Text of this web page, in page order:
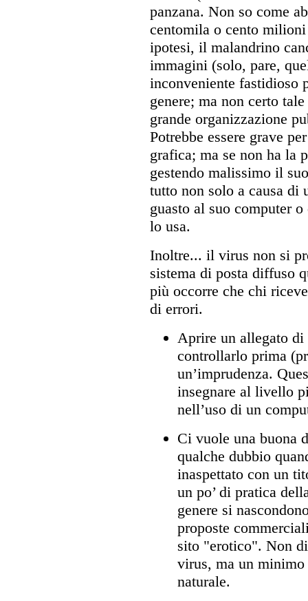
panzana. Non so come
centomila o cento
ipotesi, il malandrino
immagini (solo, pare,
inconveniente fastidioso
genere; ma non certo
grande organizzazione
Potrebbe essere grave
grafica; ma se non ha la
gestendo malissimo il
tutto non solo a causa di
guasto al suo computer
lo usa.
Inoltre... il virus non si
sistema di posta diffuso
più occorre che chi
di errori.
Aprire un allegato di
controllarlo prima
un’imprudenza.
insegnare al livello
nell’uso di un
Ci vuole una buona
qualche dubbio
inaspettato con un
un po’ di pratica
genere si
proposte
sito "erotico". Non
virus, ma un minimo
naturale.